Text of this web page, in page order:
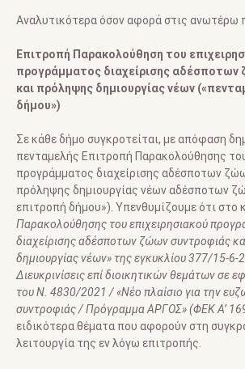
Αναλυτικότερα όσον αφορά στις ανωτέρω
Επιτροπή Παρακολούθηση του
προγράμματος διαχείρισης αδέσποτων
και πρόληψης δημιουργίας νέων
δήμου»)
Σε κάθε δήμο συγκροτείται, με απόφαση
πενταμελής Επιτροπή Παρακολούθησης
προγράμματος διαχείρισης αδέσποτων
πρόληψης δημιουργίας νέων αδέσποτων
επιτροπή δήμου»). Υπενθυμίζουμε ότι στο
Παρακολούθησης του επιχειρησιακού
διαχείρισης αδέσποτων ζώων συντροφιάς
δημιουργίας νέων» της εγκυκλίου 377/15-6-
Διευκρινίσεις επί διοικητικών θεμάτων σε
του Ν. 4830/2021 / «Νέο πλαίσιο για την
συντροφιάς / Πρόγραμμα ΑΡΓΟΣ» (ΦΕΚ Α’
ειδικότερα θέματα που αφορούν στη
λειτουργία της εν λόγω επιτροπής.